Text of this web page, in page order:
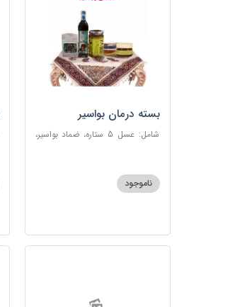
بسته درمان بواسیر
شامل: عسل 5 ستاره، ضماد بواسیر،
ناموجود